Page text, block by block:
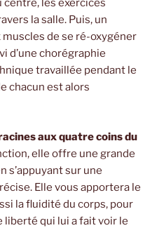
centre, les exercices
la salle. Puis, un
de se ré-oxygéner
d’une chorégraphie
travaillée pendant le
chacun est alors
aux quatre coins du
elle offre une grande
s’appuyant sur une
Elle vous apportera le
la fluidité du corps, pour
qui lui a fait voir le